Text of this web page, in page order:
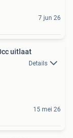
7 jun 26
dj 70cc uitlaat
Details
15 mei 26